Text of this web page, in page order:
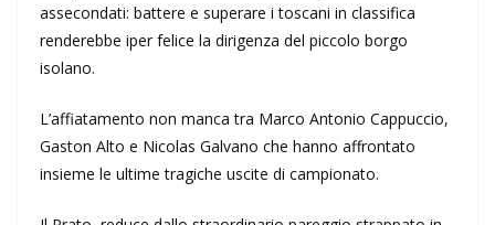
assecondati: battere e superare i toscani in classifica
renderebbe iper felice la dirigenza del piccolo borgo
isolano.
L’affiatamento non manca tra Marco Antonio Cappuccio,
Gaston Alto e Nicolas Galvano che hanno affrontato
insieme le ultime tragiche uscite di campionato.